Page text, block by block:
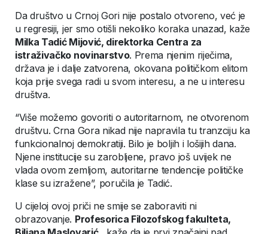
Da društvo u Crnoj Gori nije postalo otvoreno, već je
u regresiji, jer smo otišli nekoliko koraka unazad, kaže
Milka Tadić Mijović, direktorka Centra za
istraživačko novinarstvo. Prema njenim riječima,
država je i dalje zatvorena, okovana političkom elitom
koja prije svega radi u svom interesu, a ne u interesu
društva.
“Više možemo govoriti o autoritarnom, ne otvorenom
društvu. Crna Gora nikad nije napravila tu tranzciju ka
funkcionalnoj demokratiji. Bilo je boljih i lošijih dana.
Njene institucije su zarobljene, pravo još uvijek ne
vlada ovom zemljom, autoritarne tendencije političke
klase su izražene”, poručila je Tadić.
U cijeloj ovoj priči ne smije se zaboraviti ni
obrazovanje. Profesorica Filozofskog fakulteta,